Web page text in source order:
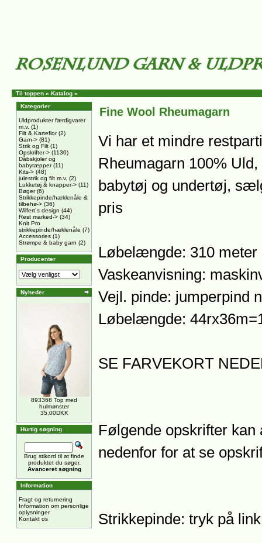
Til toppen » Katalog »
Kategorier
Uldprodukter færdigvarer
m.v. (1)
Filt & Karteflor(2)
Garn-> (81)
Strik og Filt (1)
Opskrifter-> (1130)
Dåbskjoler og
babytæpper(11)
Kits-> (48)
julestrik og filt m.v. (2)
Lukketøj & knapper-> (11)
Bøger(6)
Strikkepinde/hæklenåle &
tilbehø-> (36)
Wilfert´s design (44)
Rest marked-> (34)
Knit Pro
strikkepinde/hæklenåle (7)
Accessories (1)
Strømpe & baby garn (2)
Producenter
Nyheder
893368 Top med
hulmønster
35,00DKK
Hurtig søgning
Brug stikord til at finde
produktet du søger.
Avanceret søgning
Information
Fragt og returnering
Information om personlige
oplysninger
Kontakt os
Fine Wool Rheumagarn
Vi har et mindre
Rheumagarn 100%
babytøj og undertøj,
pris
Løbelængde: 310 meter
Vaskeanvisning:
Vejl. pinde: jumperpind
Løbelængde:
SE FARVEKORT
Følgende opskrifter
nedenfor for at se
Strikkepinde: tryk på